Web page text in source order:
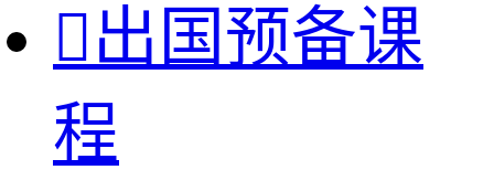
出国预备课
程